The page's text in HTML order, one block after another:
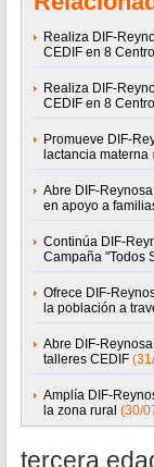
Realiza DIF-
CEDIF en 8
Realiza DIF-
CEDIF en 8
Promueve DIF-
lactancia materna
Abre DIF-
en apoyo a
Continúa DIF-
Campaña "Todos
Ofrece DIF-
la población a
Abre DIF-
talleres CEDIF
Amplía DIF-
la zona rural (30/
tercera